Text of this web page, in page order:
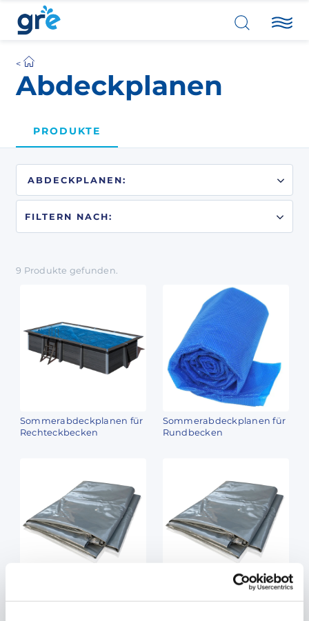
Abdeckplanen
PRODUKTE
FILTERN NACH:
9 Produkte gefunden.
Sommerabdeckplanen für
Rechteckbecken
Sommerabdeckplanen für
Rundbecken